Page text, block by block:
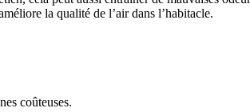
la qualité de l’air dans l’habitacle.
coûteuses.